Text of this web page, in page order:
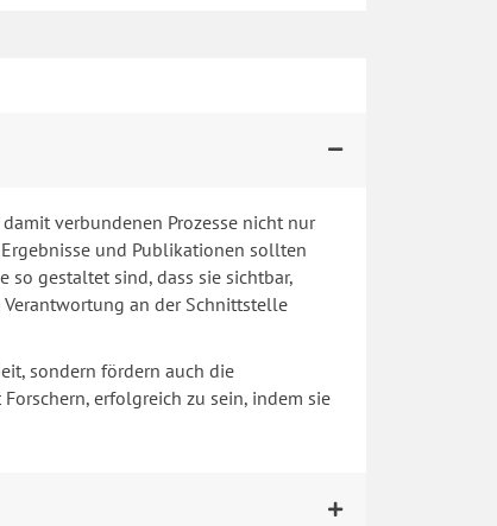
verbundenen Prozesse nicht nur
und Publikationen sollten
so gestaltet sind, dass sie sichtbar,
an der Schnittstelle
sondern fördern auch die
erfolgreich zu sein, indem sie